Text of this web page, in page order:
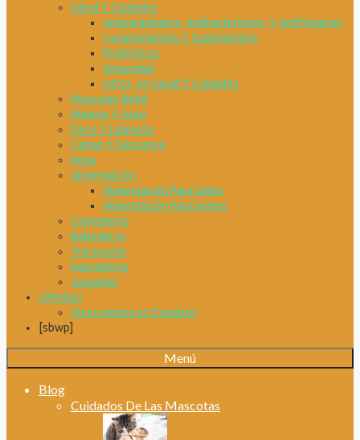
Salud Y Cuidados
Antiparasitarios, Antibacterianos, Y Antifúngicos
Complementos Y Suplementos
Probióticos
Seguridad
Otros, en Salud Y Cuidados
Mascotas Bebé
Higiene Y Aseo
Deco Y Limpieza
Camas Y Descanso
Ropa
Alimentación
Alimentación Para Gatos
Alimentación Para perros
Comederos
Bebederos
Transporte
Rascadores
Juguetes
¡Ofertas!
¡Descuentos en Zooplús!
[sbwp]
Menú
Blog
Cuidados De Las Mascotas